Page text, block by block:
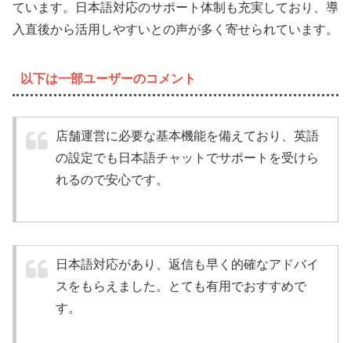
ています。日本語対応のサポート体制も充実しており、導
入直後から活用しやすいとの声が多く寄せられています。
以下は一部ユーザーのコメント
店舗運営に必要な基本機能を備えており、英語
の設定でも日本語チャットでサポートを受けら
れるので安心です。
日本語対応があり、返信も早く的確なアドバイ
スをもらえました。とても有用でおすすめで
す。